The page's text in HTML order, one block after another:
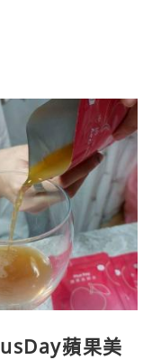
蘋果美